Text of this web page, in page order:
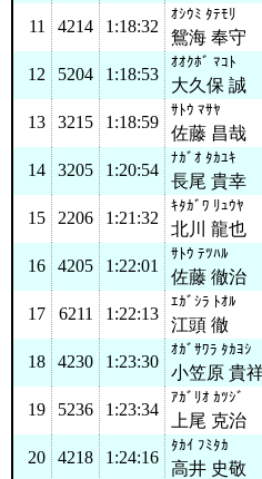
11
4214 1:18:32
ｵｼｳﾐ ﾀﾃﾓﾘ
鴛海 奉守
12
5204 1:18:53
ｵｵｸﾎﾞ ﾏｺﾄ
大久保 誠
13
3215 1:18:59
ｻﾄｳ ﾏｻﾔ
佐藤 昌哉
14
3205 1:20:54
ﾅｶﾞｵ ﾀｶﾕｷ
長尾 貴幸
15
2206 1:21:32
ｷﾀｶﾞﾜ ﾘｭｳﾔ
北川 龍也
16
4205 1:22:01
ｻﾄｳ ﾃﾂﾊﾙ
佐藤 徹治
17
6211 1:22:13
ｴｶﾞｼﾗ ﾄｵﾙ
江頭 徹
18
4230 1:23:30
ｵｶﾞｻﾜﾗ ﾀｶﾖｼ
小笠原 貴
19
5236 1:23:34
ｱｶﾞﾘｵ ｶﾂｼﾞ
上尾 克治
20
4218 1:24:16
ﾀｶｲ ﾌﾐﾀｶ
高井 史敬